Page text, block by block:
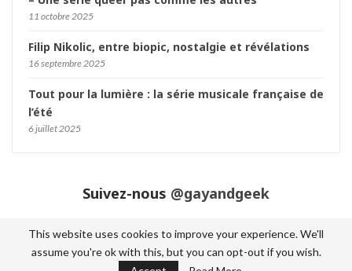
11 octobre 2025
Filip Nikolic, entre biopic, nostalgie et révélations
16 septembre 2025
Tout pour la lumière : la série musicale française de
l’été
6 juillet 2025
Suivez-nous @gayandgeek
© 2026 - Gay and Geek. Tout droits réservés.
This website uses cookies to improve your experience. We'll
assume you're ok with this, but you can opt-out if you wish.